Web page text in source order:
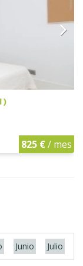
825 €/ mes
Junio Julio